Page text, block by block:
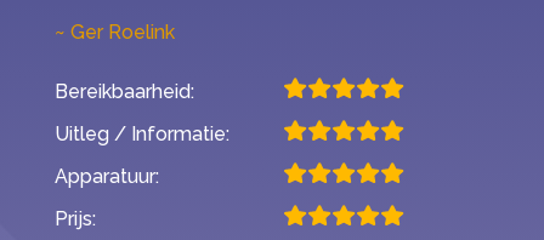
Ger Roelink
Bereikbaarheid:
Uitleg / Informatie:
Apparatuur:
Prijs: